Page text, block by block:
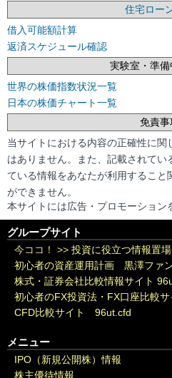
住宅ロー
借入可能額計算
返済スケジュール確認
実験室・準
世界の株価指数状況一覧
日本の株価チャート一覧
免責事
当サイトにおける内容の正確性に
はありません。また、記載されて
ている情報をあなたが利用すること
ができません。
本サイトには広告・プロモーション
グループサイト
今ココ！ >> 投資に役立つ情報置
初心者の資産運用計画 黒澤ファン
株式・証券会社比較情報サイト
初心者のFX投資法・FX口座比較
CFD比較サイト 96ut.cfd
メニュー
IPO（新規公開株）情報
株主優待情報